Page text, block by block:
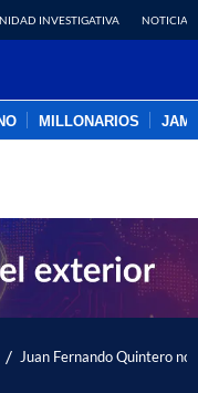
INVESTIGATIVA NOTICIAS
MILLONARIOS
/ Juan Fernando Quintero